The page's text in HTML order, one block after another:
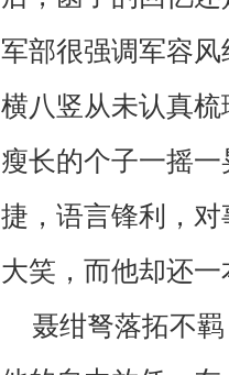
军部很强调军容
横八竖从未认真
瘦长的个子一摇
捷，语言锋利，
大笑，而他却还一
聂绀弩落拓不